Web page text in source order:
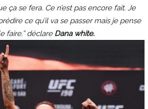
ça se fera. Ce n’est pas encore fait. Je
ce qu’il va se passer mais je pense
faire.” déclare Dana white.